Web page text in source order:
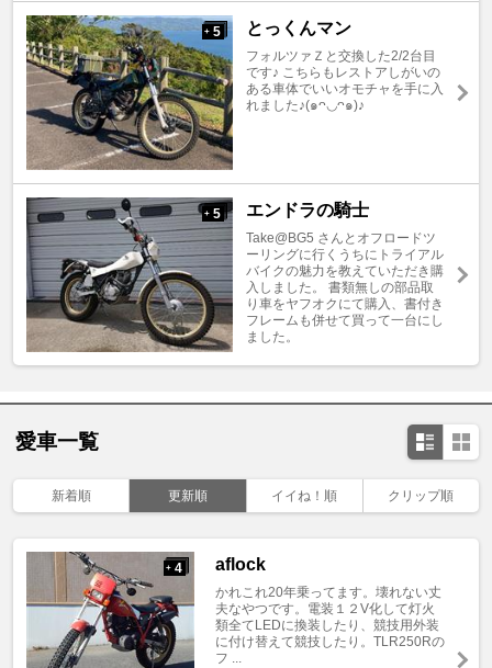
+ 5 とっくんマン
フォルツァＺと交換した2/2台目
です♪ こちらもレストアしがいの
ある車体でいいオモチャを手に入
れました♪(๑ᴖ◡ᴖ๑)♪
+ 5 エンドラの騎士
Take@BG5 さんとオフロードツ
ーリングに行くうちにトライアル
バイクの魅力を教えていただき購
入しました。 書類無しの部品取
り車をヤフオクにて購入、書付き
フレームも併せて買って一台にし
ました。
愛車一覧
新着順 更新順 イイね！順 クリップ順
+ 4 aflock
かれこれ20年乗ってます。壊れない丈
夫なやつです。電装１２V化して灯火
類全てLEDに換装したり、競技用外装
に付け替えて競技したり。TLR250Rの
フ ...